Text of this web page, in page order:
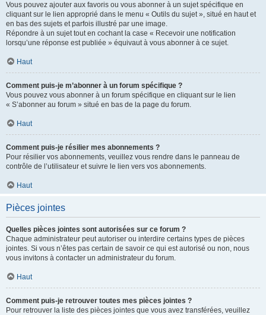
Vous pouvez ajouter aux favoris ou vous abonner à un sujet spécifique en
cliquant sur le lien approprié dans le menu « Outils du sujet », situé en haut et
en bas des sujets et parfois illustré par une image.
Répondre à un sujet tout en cochant la case « Recevoir une notification
lorsqu’une réponse est publiée » équivaut à vous abonner à ce sujet.
Haut
Comment puis-je m’abonner à un forum spécifique ?
Vous pouvez vous abonner à un forum spécifique en cliquant sur le lien
« S’abonner au forum » situé en bas de la page du forum.
Haut
Comment puis-je résilier mes abonnements ?
Pour résilier vos abonnements, veuillez vous rendre dans le panneau de
contrôle de l’utilisateur et suivre le lien vers vos abonnements.
Haut
Pièces jointes
Quelles pièces jointes sont autorisées sur ce forum ?
Chaque administrateur peut autoriser ou interdire certains types de pièces
jointes. Si vous n’êtes pas certain de savoir ce qui est autorisé ou non, nous
vous invitons à contacter un administrateur du forum.
Haut
Comment puis-je retrouver toutes mes pièces jointes ?
Pour retrouver la liste des pièces jointes que vous avez transférées, veuillez